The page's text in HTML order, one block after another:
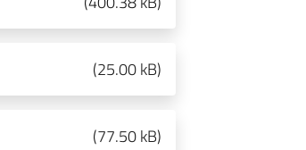
(25.00 kB)
(77.50 kB)